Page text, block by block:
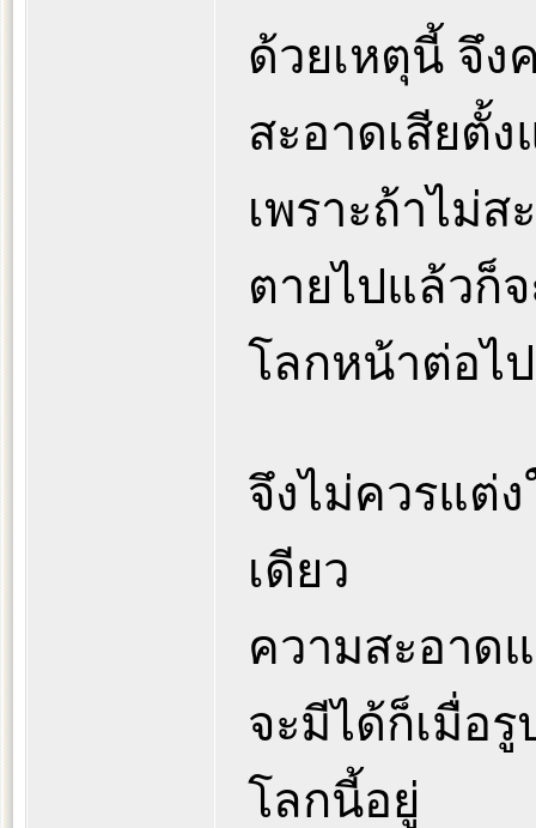
ด้วยเหตุนี้ จึง
สะอาดเสียตั้
เพราะถ้าไม่
ตายไปแล้วก็
โลกหน้าต่อไ
จึงไม่ควรแต่
เดียว
ความสะอาด
จะมีได้ก็เมื่อ
โลกนี้อยู่